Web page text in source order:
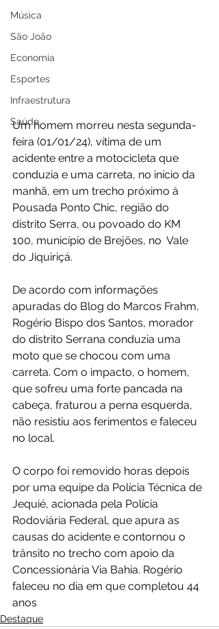
Música
São João
Economia
Esportes
Infraestrutura
Saúde
Um homem morreu nesta segunda-
feira (01/01/24), vítima de um
acidente entre a motocicleta que
conduzia e uma carreta, no início da
manhã, em um trecho próximo à
Pousada Ponto Chic, região do
distrito Serra, ou povoado do KM
100, município de Brejões, no  Vale
do Jiquiriçá.
De acordo com informações
apuradas do Blog do Marcos Frahm,
Rogério Bispo dos Santos, morador
do distrito Serrana conduzia uma
moto que se chocou com uma
carreta. Com o impacto, o homem,
que sofreu uma forte pancada na
cabeça, fraturou a perna esquerda,
não resistiu aos ferimentos e faleceu
no local.
O corpo foi removido horas depois
por uma equipe da Polícia Técnica de
Jequié, acionada pela Polícia
Rodoviária Federal, que apura as
causas do acidente e contornou o
trânsito no trecho com apoio da
Concessionária Via Bahia. Rogério
faleceu no dia em que completou 44
anos
Destaque